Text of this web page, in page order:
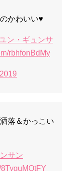
かわいい♥
ン・ギュンサ
rbhfonBdMy
落＆かっこい
サン